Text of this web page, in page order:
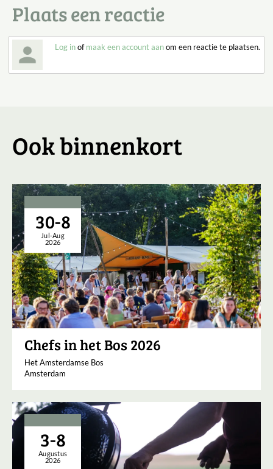
Plaats een reactie
Log inofmaak een account aanom een reactie te plaatsen.
Ook binnenkort
30-8
Jul-Aug
2026
Chefs in het Bos 2026
Het Amsterdamse Bos
Amsterdam
3-8
Augustus
2026